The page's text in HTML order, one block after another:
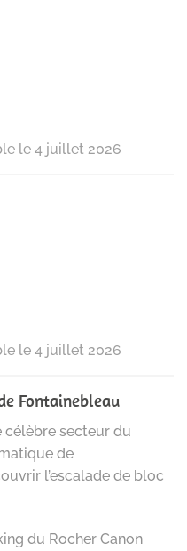
Fontainebleau
célèbre secteur du
de
l’escalade de bloc
du Rocher Canon